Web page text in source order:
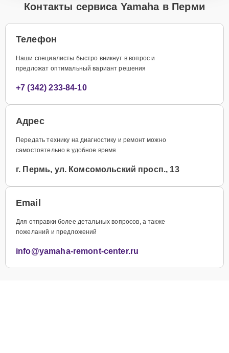
Контакты сервиса Yamaha в Перми
Телефон
Наши специалисты быстро вникнут в вопрос и
предложат оптимальный вариант решения
+7 (342) 233-84-10
Адрес
Передать технику на диагностику и ремонт можно
самостоятельно в удобное время
г. Пермь, ул. Комсомольский просп., 13
Email
Для отправки более детальных вопросов, а также
пожеланий и предложений
info@yamaha-remont-center.ru